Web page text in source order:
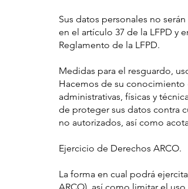
Sus datos personales no
en el artículo 37 de la LFPD y
Reglamento de la LFPD.
Medidas para el resguardo,
Hacemos de su conocimiento
administrativas, físicas y
de proteger sus datos contra
no autorizados, así como
Ejercicio de Derechos ARCO.
La forma en cual podrá